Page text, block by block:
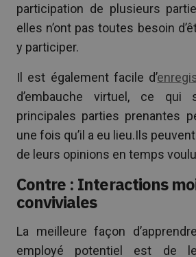
participation de plusieurs
elles n’ont pas toutes besoin
y participer.
Il est également facile d’
d’embauche virtuel, ce qui
principales parties prenantes
une fois qu’il a eu lieu.Ils
de leurs opinions en temps
Contre : Interactions
conviviales
La meilleure façon
employé potentiel est de